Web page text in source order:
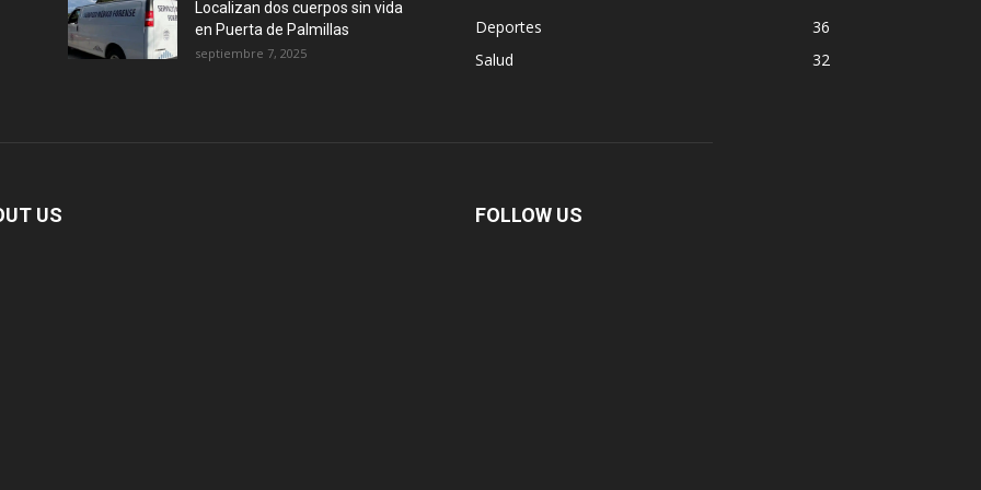
Localizan dos cuerpos sin vida
en Puerta de Palmillas
septiembre 7, 2025
Deportes
36
Salud
32
US FOLLOW US